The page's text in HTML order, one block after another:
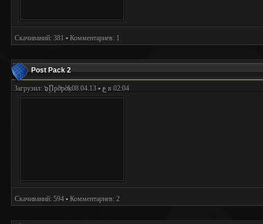
Скачиваний: 381 ▪ Комментариев: 1
Post Pack 2
Загрузил: ๖ۣۜПpỡpờķع ▪ 08.04.13 в 02:04
Скачиваний: 594 ▪ Комментариев: 2